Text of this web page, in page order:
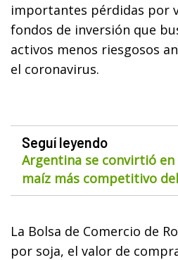
importantes pérdidas por
fondos de inversión que
activos menos riesgosos
el coronavirus.
Seguí leyendo
Argentina se convirtió
maíz más competitivo
La Bolsa de Comercio de
por soja, el valor de